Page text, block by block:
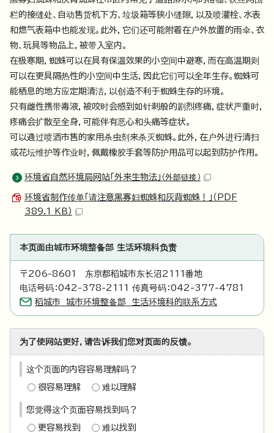
栏的接缝处、自动售货机下方、垃圾箱等狭小缝隙，以及喷灌栓、水表
和燃气表箱中也能发现。此外，它们还可能附着在户外放置的雨伞、衣
物、玩具等物品上，被带入室内。
在极寒期，蜘蛛可以在具有保温效果的小空间中避寒，而在高温期则
可以在更具隔热性的小空间中生活，因此它们可以全年生存。蜘蛛可
能栖息的地方应定期清洁，以创造不利于蜘蛛生存的环境。
只有雌性携带毒液，被咬时会感到如针刺般的剧烈疼痛，症状严重时，
疼痛会扩散至全身，可能伴有恶心和头痛等症状。
可以通过喷洒市售的家用杀虫剂来杀灭蜘蛛。此外，在户外进行清扫
或花坛维护等作业时，佩戴橡胶手套等防护用品可以起到防护作用。
环境省自然环境局网站「外来生物法」 （外部链接）
环境省制作传单「请注意黑寡妇蜘蛛和灰背蜘蛛！」（PDF
389.1 KB）
本页面由城市环境整备部 生活环境科负责
〒206-8601 东京都稻城市东长沼2111番地
电话号码：042-378-2111 传真号码：042-377-4781
稻城市 城市环境整备部 生活环境科的联系方式
为了使网站更好，请告诉我们您对页面的反馈。
这个页面的内容容易理解吗？
很容易理解 难以理解
您觉得这个页面容易找到吗？
更容易找到 难以找到